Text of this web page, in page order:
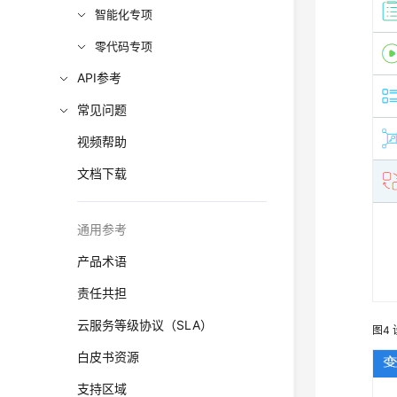
智能化专项
零代码专项
API参考
常见问题
视频帮助
文档下载
通用参考
产品术语
责任共担
云服务等级协议（SLA）
白皮书资源
支持区域
图4